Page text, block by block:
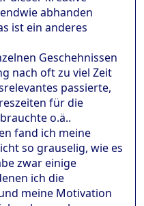
abhanden
ist ein anderes
Geschehnissen
nach oft zu viel Zeit
passierte,
für die
o.ä..
fand ich meine
so grauselig, wie es
zwar einige
ich die
meine Motivation